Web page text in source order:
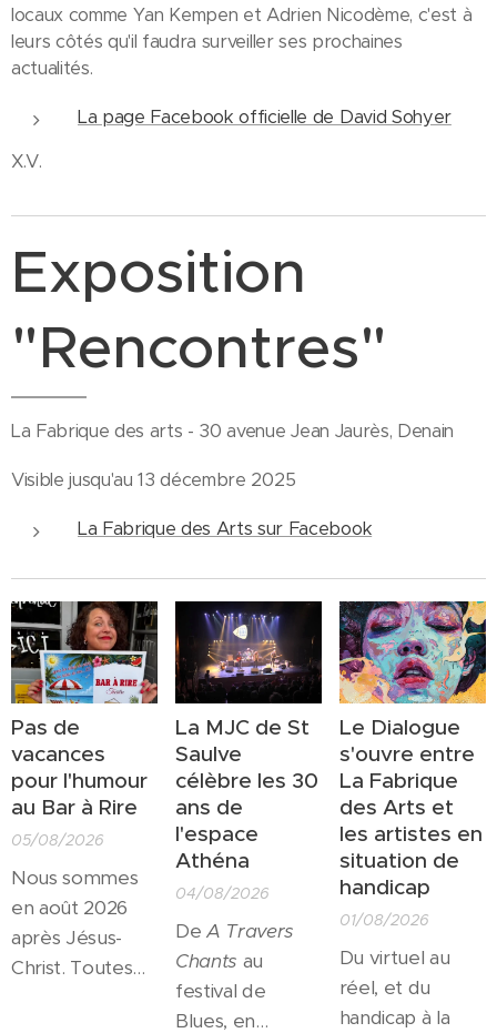
locaux comme Yan Kempen et Adrien Nicodème, c'est à
leurs côtés qu'il faudra surveiller ses prochaines
actualités.
La page Facebook officielle de David Sohyer
X.V.
Exposition
"Rencontres"
La Fabrique des arts - 30 avenue Jean Jaurès, Denain
Visible jusqu'au 13 décembre 2025
La Fabrique des Arts sur Facebook
Pas de
vacances
pour l'humour
au Bar à Rire
05/08/2026
Nous sommes
en août 2026
après Jésus-
Christ. Toutes
La MJC de St
Saulve
célèbre les 30
ans de
l'espace
Athéna
04/08/2026
De A Travers
Chants au
festival de
Blues, en
Le Dialogue
s'ouvre entre
La Fabrique
des Arts et
les artistes en
situation de
handicap
01/08/2026
Du virtuel au
réel, et du
handicap à la